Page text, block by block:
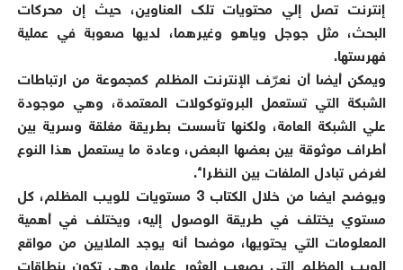
إنترنت تصل إلي محتويات تلك العناوين، حيث إن محركات
البحث، مثل جوجل وياهو وغيرهما، لديها صعوبة في عملية
فهرستها.
ويمكن أيضا أن نعرّف الإنترنت المظلم كمجموعة من ارتباطات
الشبكة التي تستعمل البروتوكولات المعتمدة، وهي موجودة
علي الشبكة العامة، ولكنها تأسست بطريقة مغلقة وسرية بين
أطراف موثوقة بين بعضها البعض، وعادة ما يستعمل هذا النوع
لغرض تبادل الملفات بين النظراء.
ويوضح ايضا من خلال الكتاب 3 مستويات للويب المظلم، كل
مستوي يختلف في طريقة الوصول إليه، ويختلف في أهمية
المعلومات التي يحتويها، موضحا أنه يوجد الملايين من مواقع